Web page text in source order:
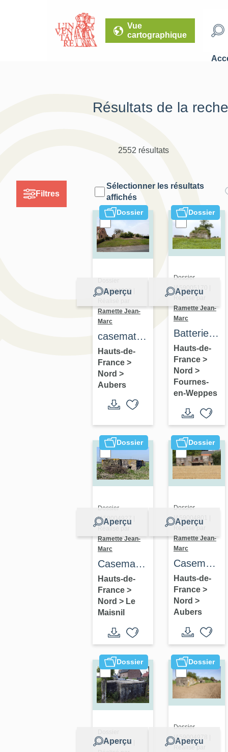
Vue
cartographique
Filtres
Résultats de la
2552 résultats
Sélectionner les résultats
affichés
Dossier
Aperçu
IA59004830 |
Ramette Jean-
Marc
casemate
de
commandement
292
Hauts-de-
France >
Nord >
Aubers
Dossier
Aperçu
Dossier
IA59005170 |
Réalisé par
Ramette Jean-
Marc
Batterie
de Bas-
Flandre
Hauts-de-
France >
Nord >
Fournes-
en-Weppes
Dossier
Aperçu
Dossier
IA59004927 |
Ramette Jean-
Marc
Casemate
3
Hauts-de-
France >
Nord > Le
Maisnil
Dossier
Aperçu
Dossier
IA59004801 |
Réalisé par
Ramette Jean-
Marc
Casemate
à mortier
(?) 171
Hauts-de-
France >
Nord >
Aubers
Dossier
Aperçu
IA59005365 |
Dossier
Aperçu
Dossier
IA59004978 |
Réalisé par